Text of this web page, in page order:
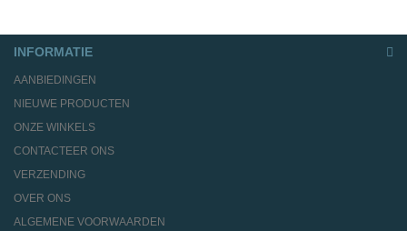
INFORMATIE
AANBIEDINGEN
NIEUWE PRODUCTEN
ONZE WINKELS
CONTACTEER ONS
VERZENDING
OVER ONS
ALGEMENE VOORWAARDEN